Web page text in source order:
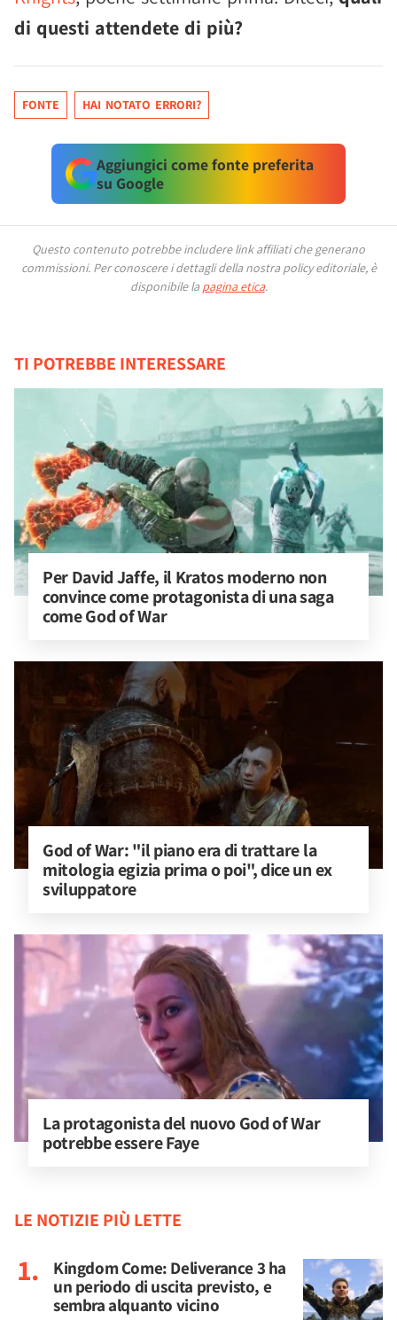
di questi attendete di più?
FONTE HAI NOTATO ERRORI?
Aggiungici come fonte preferita
su Google
Questo contenuto potrebbe includere link affiliati che generano
commissioni. Per conoscere i dettagli della nostra policy editoriale, è
disponibile la pagina etica.
TI POTREBBE INTERESSARE
Per David Jaffe, il Kratos moderno non
convince come protagonista di una saga
come God of War
God of War: "il piano era di trattare la
mitologia egizia prima o poi", dice un ex
sviluppatore
La protagonista del nuovo God of War
potrebbe essere Faye
LE NOTIZIE PIÙ LETTE
Kingdom Come: Deliverance 3 ha
un periodo di uscita previsto, e
sembra alquanto vicino